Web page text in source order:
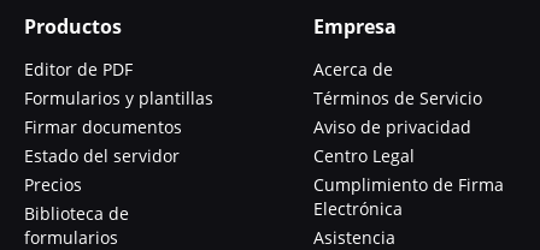
Productos
Editor de PDF
Formularios y plantillas
Firmar documentos
Estado del servidor
Precios
Biblioteca de
formularios
Empresa
Acerca de
Términos de Servicio
Aviso de privacidad
Centro Legal
Cumplimiento de Firma
Electrónica
Asistencia